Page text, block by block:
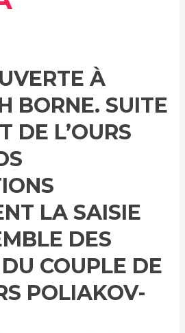
À
BORNE. SUITE
DE L’OURS
LA SAISIE
DES
COUPLE DE
POLIAKOV-